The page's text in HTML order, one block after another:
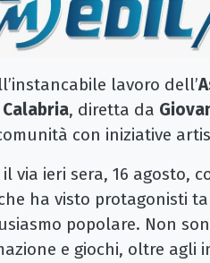
lavoro dell’
, diretta da
con iniziative
via ieri sera, 16 agosto,
ha visto protagonisti
popolare. Non
e giochi, oltre agli